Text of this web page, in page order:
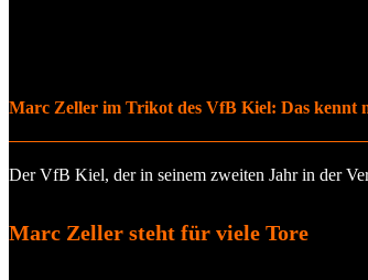
Marc Zeller im Trikot des VfB Kiel: Das kennt
Der VfB Kiel, der in seinem zweiten Jahr in der
Marc Zeller steht für viele Tore